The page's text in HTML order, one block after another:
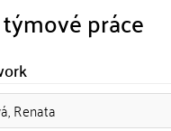
práce
Renata